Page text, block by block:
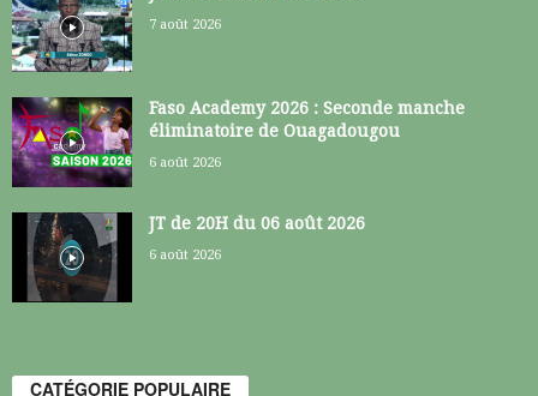
7 août 2026
Faso Academy 2026 : Seconde manche
éliminatoire de Ouagadougou
6 août 2026
JT de 20H du 06 août 2026
6 août 2026
CATÉGORIE POPULAIRE